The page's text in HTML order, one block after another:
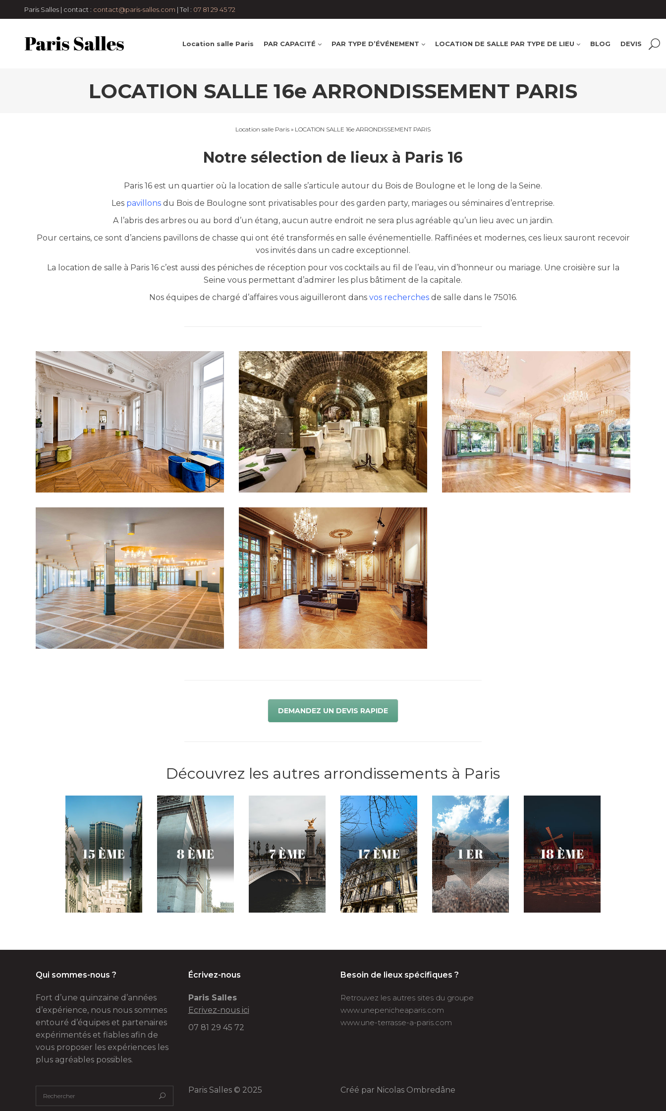
Paris Salles | contact : contact@paris-salles.com | Tel : 07 81 29 45 72
Location salle Paris PAR CAPACITÉ PAR TYPE D’ÉVÉNEMENT LOCATION DE SALLE PAR TYPE DE LIEU BLOG DEVIS
LOCATION SALLE 16e ARRONDISSEMENT PARIS
Location salle Paris » LOCATION SALLE 16e ARRONDISSEMENT PARIS
Notre sélection de lieux à Paris 16
Paris 16 est un quartier où la location de salle s’articule autour du Bois de Boulogne et le long de la Seine.
Les pavillons du Bois de Boulogne sont privatisables pour des garden party, mariages ou séminaires d’entreprise.
A l’abris des arbres ou au bord d’un étang, aucun autre endroit ne sera plus agréable qu’un lieu avec un jardin.
Pour certains, ce sont d’anciens pavillons de chasse qui ont été transformés en salle événementielle. Raffinées et modernes, ces lieux sauront recevoir
vos invités dans un cadre exceptionnel.
La location de salle à Paris 16 c’est aussi des péniches de réception pour vos cocktails au fil de l’eau, vin d’honneur ou mariage. Une croisière sur la
Seine vous permettant d’admirer les plus bâtiment de la capitale.
Nos équipes de chargé d’affaires vous aiguilleront dans vos recherchesde salle dans le 75016.
PAVILLON DE L’ARC MUSÉE DU VIN PAVILLON DAUPHINE
PAVILLON DES PRINCES PAVILLON DEBILLY
DEMANDEZ UN DEVIS RAPIDE
Découvrez les autres arrondissements à Paris
Qui sommes-nous ?
Fort d’une quinzaine d’années
d’expérience, nous nous sommes
entouré d’équipes et partenaires
expérimentés et fiables afin de
vous proposer les expériences les
plus agréables possibles.
Écrivez-nous
Paris Salles
Ecrivez-nous ici
07 81 29 45 72
Paris Salles © 2025
Besoin de lieux spécifiques ?
Retrouvez les autres sites du groupe
www.unepenicheaparis.com
www.une-terrasse-a-paris.com
Créé par Nicolas Ombredâne